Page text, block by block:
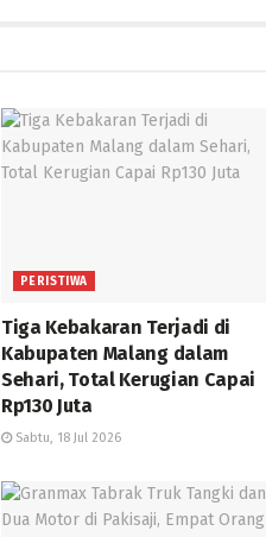
PERISTIWA
Tiga Kebakaran Terjadi di
Kabupaten Malang dalam
Sehari, Total Kerugian Capai
Rp130 Juta
Sabtu, 18 Jul 2026